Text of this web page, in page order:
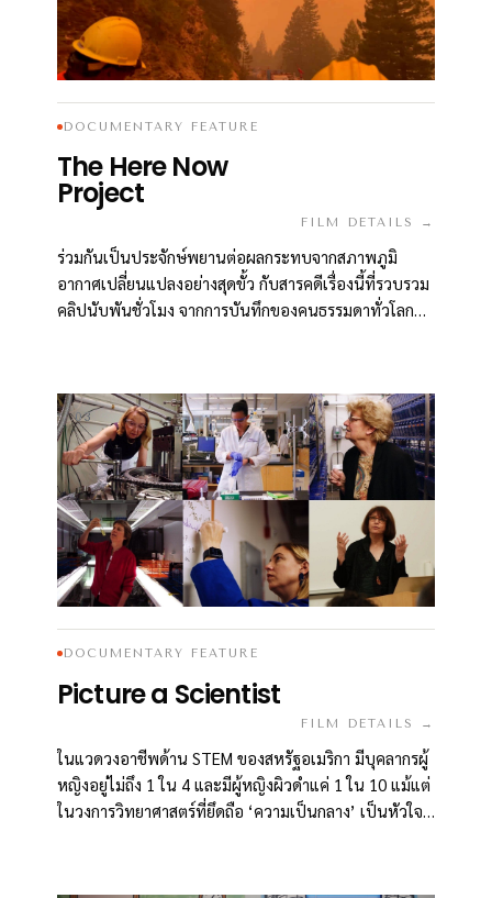
DOCUMENTARY FEATURE
The Here Now
Project
FILM DETAILS →
ร่วมกันเป็นประจักษ์พยานต่อผลกระทบจากสภาพภูมิ
อากาศเปลี่ยนแปลงอย่างสุดขั้ว กับสารคดีเรื่องนี้ที่รวบรวม
คลิปนับพันชั่วโมง จากการบันทึกของคนธรรมดาทั่วโลกซึ่ง
03
DOCUMENTARY FEATURE
Picture a Scientist
FILM DETAILS →
ในแวดวงอาชีพด้าน STEM ของสหรัฐอเมริกา มีบุคลากรผู้
หญิงอยู่ไม่ถึง 1 ใน 4 และมีผู้หญิงผิวดำแค่ 1 ใน 10 แม้แต่
ในวงการวิทยาศาสตร์ที่ยึดถือ ‘ความเป็นกลาง’ เป็นหัวใจ